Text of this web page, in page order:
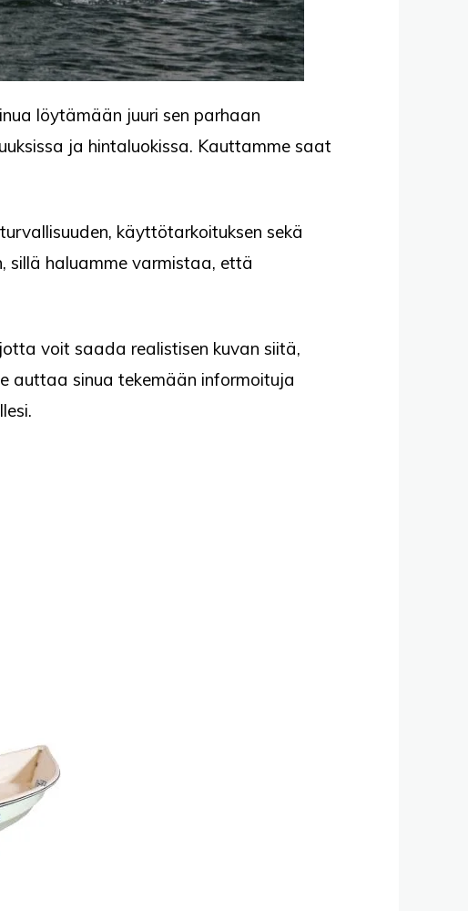
löytämään juuri sen parhaan
ja hintaluokissa. Kauttamme saat
käyttötarkoituksen sekä
sillä haluamme varmistaa, että
voit saada realistisen kuvan siitä,
auttaa sinua tekemään informoituja